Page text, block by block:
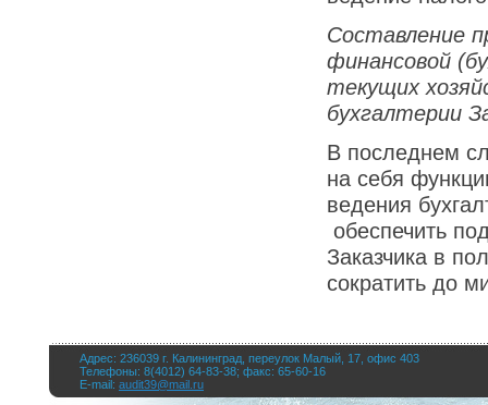
Составление
финансовой
текущих
бухгалтерии
В последнем
на себя
ведения
обеспечить
Заказчика в
сократить до
Адрес: 236039 г. Калининград, переулок Малый, 17, офис 403
Телефоны: 8(4012) 64-83-38; факс: 65-60-16
E-mail: audit39@mail.ru